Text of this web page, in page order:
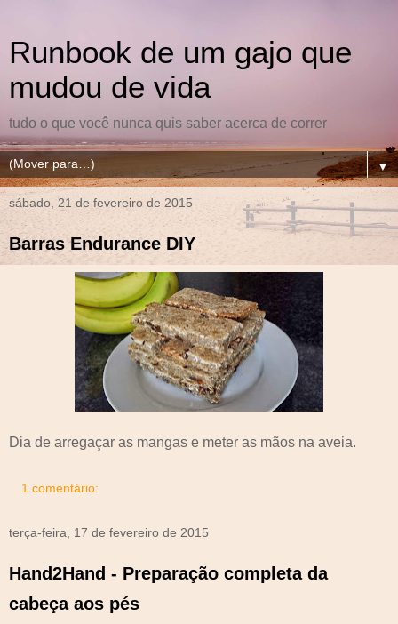
Runbook de um gajo que
mudou de vida
tudo o que você nunca quis saber acerca de correr
▼
sábado, 21 de fevereiro de 2015
Barras Endurance DIY
Dia de arregaçar as mangas e meter as mãos na aveia.
1 comentário:
terça-feira, 17 de fevereiro de 2015
Hand2Hand - Preparação completa da
cabeça aos pés